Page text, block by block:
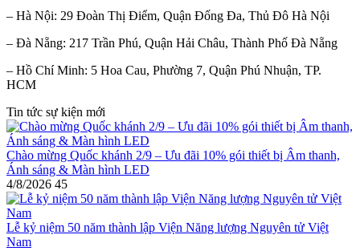
– Hà Nội: 29 Đoàn Thị Điểm, Quận Đống Đa, Thủ Đô Hà Nội
– Đà Nẵng: 217 Trần Phú, Quận Hải Châu, Thành Phố Đà Nẵng
– Hồ Chí Minh: 5 Hoa Cau, Phường 7, Quận Phú Nhuận, TP.
HCM
Tin tức sự kiện mới
Chào mừng Quốc khánh 2/9 – Ưu đãi 10% gói thiết bị Âm thanh,
Ánh sáng & Màn hình LED
4/8/2026 45
Lễ kỷ niệm 50 năm thành lập Viện Năng lượng Nguyên tử Việt
Nam